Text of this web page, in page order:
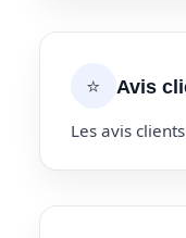
⭐ Avis
Les avis